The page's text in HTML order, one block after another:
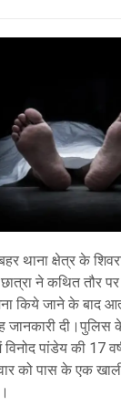
थाना क्षेत्र के
ने कथित तौर
किये जाने के बाद
जानकारी दी।पुलिस
पांडेय की 17
को पास के एक